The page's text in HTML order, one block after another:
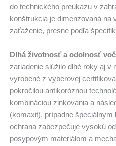
do technického preukazu v
konštrukcia je dimenzovaná na
zaťaženie, presne podľa
Dlhá životnosť a odolnosť
zariadenie slúžilo dlhé roky aj v
vyrobené z výberovej
pokročilou antikoróznou
kombináciou zinkovania a
(komaxit), prípadne špeciálnym
ochrana zabezpečuje vysokú
posypovým materiálom a